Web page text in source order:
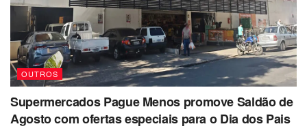
OUTROS
Supermercados Pague Menos promove Saldão de
Agosto com ofertas especiais para o Dia dos Pais